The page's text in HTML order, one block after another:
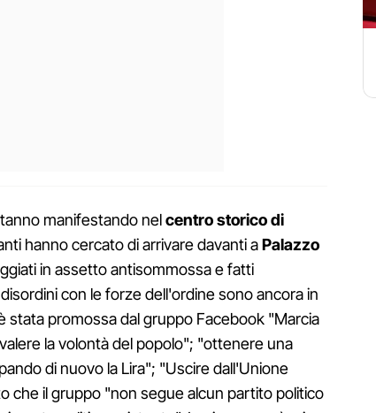
manifestando nelcentro storico di
hanno cercato di arrivare davanti aPalazzo
in assetto antisommossa e fatti
con le forze dell'ordine sono ancora in
stata promossa dal gruppo Facebook "Marcia
la volontà del popolo"; "ottenere una
di nuovo la Lira"; "Uscire dall'Unione
che il gruppo "non segue alcun partito politico